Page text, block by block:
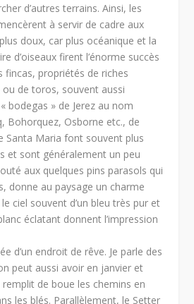
d’autres terrains. Ainsi, les
à servir de cadre aux
doux, car plus océanique et la
d’oiseaux firent l’énorme succès
fincas, propriétés de riches
ou de toros, souvent aussi
bodegas » de Jerez au nom
Bohorquez, Osborne etc., de
Santa Maria font souvent plus
et sont généralement un peu
aux quelques pins parasols qui
donne au paysage un charme
ciel souvent d’un bleu très pur et
éclatant donnent l’impression
d’un endroit de rêve. Je parle des
peut aussi avoir en janvier et
de boue les chemins en
les blés. Parallèlement, le Setter